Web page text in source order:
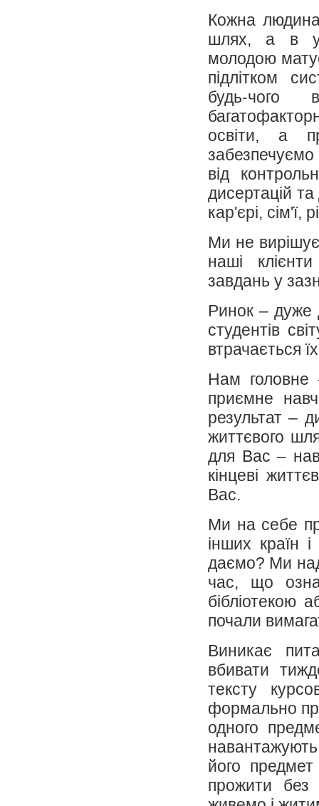
Кожна
шлях, а в
молодою
підлітком
будь-чого
освіти, а
від
дисертацій
кар'єрі, сім'ї,
Ми не
наші
завдань у
Ринок – дуже
студентів
втрачається
Нам головне
приємне
результат –
життєвого
для Вас –
кінцеві
Вас.
Ми на себе
інших країн
даємо? Ми
час, що
бібліотекою
почали
Виникає
вбивати
тексту
формально
одного
його
прожити